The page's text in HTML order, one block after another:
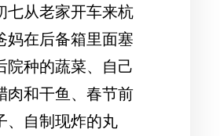
七从老家开车来杭
妈在后备箱里面塞
院种的蔬菜、自己
肉和干鱼、春节前
、自制现炸的丸